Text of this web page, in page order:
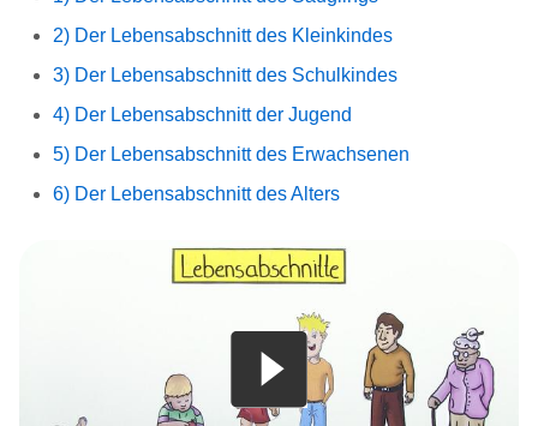
2) Der Lebensabschnitt des Kleinkindes
3) Der Lebensabschnitt des Schulkindes
4) Der Lebensabschnitt der Jugend
5) Der Lebensabschnitt des Erwachsenen
6) Der Lebensabschnitt des Alters